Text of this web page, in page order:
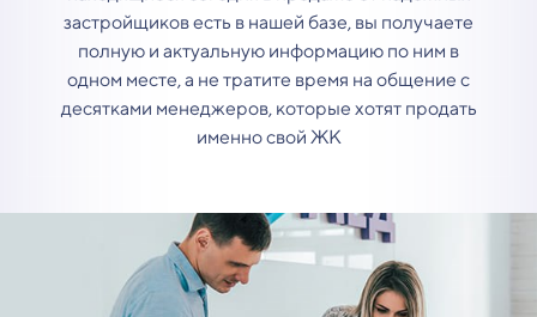
застройщиков есть в нашей базе, вы получаете
полную и актуальную информацию по ним в
одном месте, а не тратите время на общение с
десятками менеджеров, которые хотят продать
именно свой ЖК